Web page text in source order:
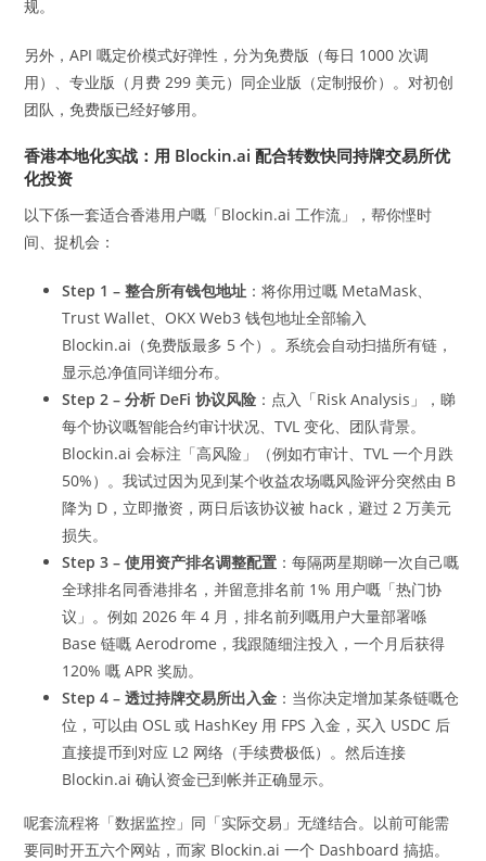
规。
另外，API 嘅定价模式好弹性，分为免费版（每日 1000 次调
用）、专业版（月费 299 美元）同企业版（定制报价）。对初创
团队，免费版已经好够用。
香港本地化实战：用 Blockin.ai 配合转数快同持牌交易所优
化投资
以下係一套适合香港用户嘅「Blockin.ai 工作流」，帮你悭时
间、捉机会：
Step 1 – 整合所有钱包地址 ：将你用过嘅 MetaMask、
Trust Wallet、OKX Web3 钱包地址全部输入
Blockin.ai（免费版最多 5 个）。系统会自动扫描所有链，
显示总净值同详细分布。
Step 2 – 分析 DeFi 协议风险 ：点入「Risk Analysis」，睇
每个协议嘅智能合约审计状况、TVL 变化、团队背景。
Blockin.ai 会标注「高风险」（例如冇审计、TVL 一个月跌
50%）。我试过因为见到某个收益农场嘅风险评分突然由 B
降为 D，立即撤资，两日后该协议被 hack，避过 2 万美元
损失。
Step 3 – 使用资产排名调整配置 ：每隔两星期睇一次自己嘅
全球排名同香港排名，并留意排名前 1% 用户嘅「热门协
议」。例如 2026 年 4 月，排名前列嘅用户大量部署喺
Base 链嘅 Aerodrome，我跟随细注投入，一个月后获得
120% 嘅 APR 奖励。
Step 4 – 透过持牌交易所出入金 ：当你决定增加某条链嘅仓
位，可以由 OSL 或 HashKey 用 FPS 入金，买入 USDC 后
直接提币到对应 L2 网络（手续费极低）。然后连接
Blockin.ai 确认资金已到帐并正确显示。
呢套流程将「数据监控」同「实际交易」无缝结合。以前可能需
要同时开五六个网站，而家 Blockin.ai 一个 Dashboard 搞掂。